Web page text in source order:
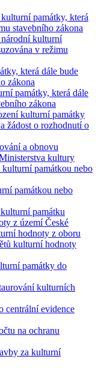
památky, která
stavebního zákona
kulturní
v režimu
která dále bude
zákona
památky, která dále
zákona
kulturní památky
žádost o rozhodnutí o
a obnovu
kultury
památkou nebo
památkou nebo
památku
z území České
hodnoty z oboru
kulturní hodnoty
památky do
kulturních
centrální evidence
na ochranu
za kulturní